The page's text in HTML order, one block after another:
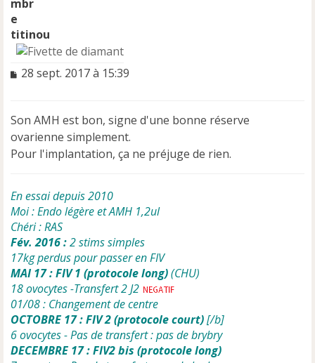
titinou
M
a
g
e
n
l
u
28 sept. 2017 à 15:39
Son AMH est bon, signe d'une bonne réserve
ovarienne simplement.
Pour l'implantation, ça ne préjuge de rien.
En essai depuis 2010
Moi : Endo légère et AMH 1,2ul
Chéri : RAS
Fév. 2016 :2 stims simples
17kg perdus pour passer en FIV
MAI 17 : FIV 1 (protocole long)(CHU)
18 ovocytes -Transfert 2 J2
01/08 : Changement de centre
OCTOBRE 17 : FIV 2 (protocole court)[/b]
6 ovocytes - Pas de transfert : pas de brybry
DECEMBRE 17 : FIV2 bis (protocole long)